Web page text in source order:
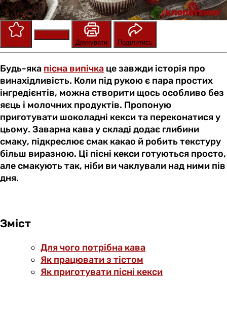
Друкувати
Поділитись
Будь-яка пісна випічка це завжди історія про
винахідливість. Коли під рукою є пара простих
інгредієнтів, можна створити щось особливо без
яєць і молочних продуктів. Пропоную
приготувати шоколадні кекси та переконатися у
цьому. Заварна кава у складі додає глибини
смаку, підкреслює смак какао й робить текстуру
більш виразною. Ці пісні кекси готуються просто,
але смакують так, ніби ви чаклували над ними пів
дня.
Зміст
Для чого потрібна кава
Як працювати з тістом
Як приготувати пісні кекси